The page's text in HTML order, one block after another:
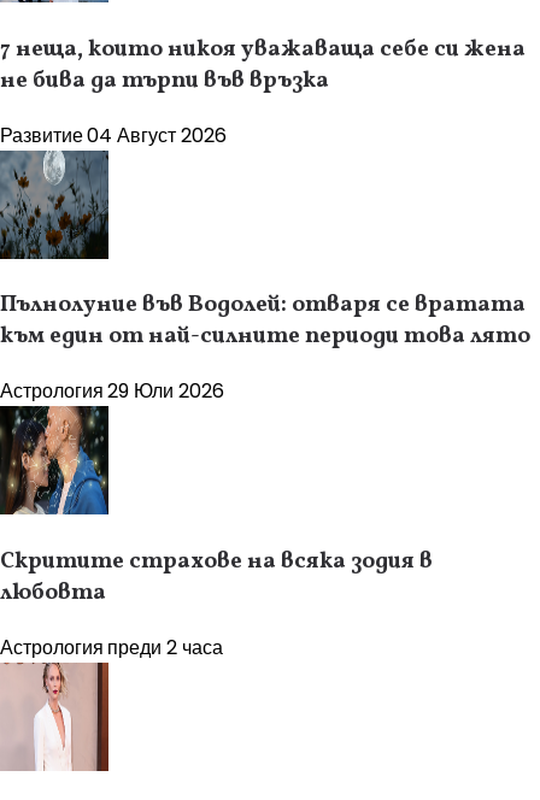
7 неща, които никоя уважаваща себе си жена
не бива да търпи във връзка
Развитие04 Август 2026
Пълнолуние във Водолей: отваря се вратата
към един от най-силните периоди това лято
Астрология29 Юли 2026
Скритите страхове на всяка зодия в
любовта
Астрология преди 2 часа